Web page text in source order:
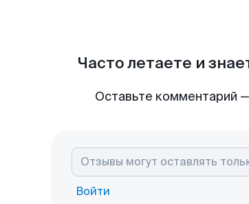
Часто летаете и
Оставьте комментарий
Войти